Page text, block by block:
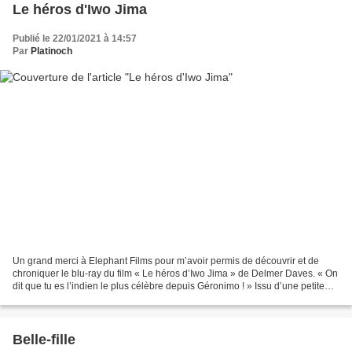
Le héros d'Iwo Jima
Publié le 22/01/2021 à 14:57
Par Platinoch
Un grand merci à Elephant Films pour m’avoir permis de découvrir et de
chroniquer le blu-ray du film « Le héros d’Iwo Jima » de Delmer Daves. « On
dit que tu es l’indien le plus célèbre depuis Géronimo ! » Issu d’une petite
Belle-fille